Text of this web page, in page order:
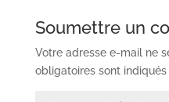
Soumettre un
Votre adresse e-mail ne
obligatoires sont indiqués